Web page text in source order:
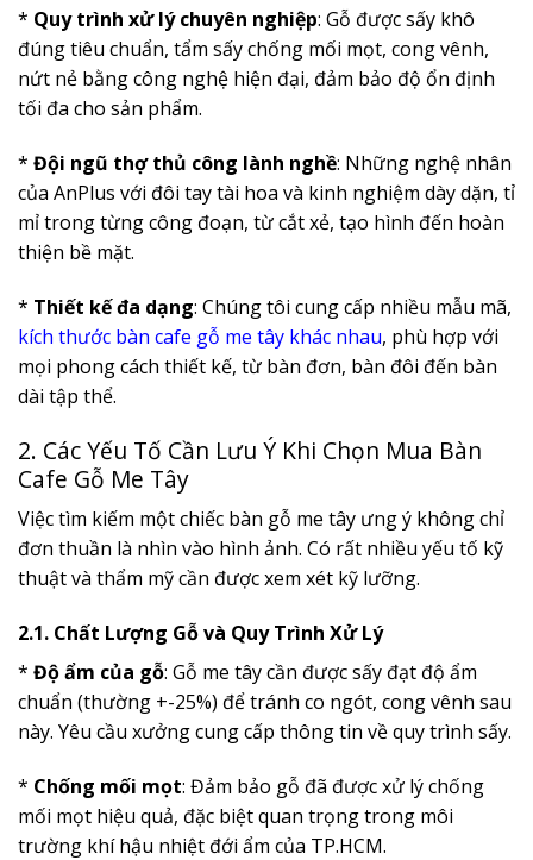
* Quy trình xử lý chuyên nghiệp: Gỗ được sấy khô
đúng tiêu chuẩn, tẩm sấy chống mối mọt, cong vênh,
nứt nẻ bằng công nghệ hiện đại, đảm bảo độ ổn định
tối đa cho sản phẩm.
* Đội ngũ thợ thủ công lành nghề: Những nghệ nhân
của AnPlus với đôi tay tài hoa và kinh nghiệm dày dặn, tỉ
mỉ trong từng công đoạn, từ cắt xẻ, tạo hình đến hoàn
thiện bề mặt.
* Thiết kế đa dạng: Chúng tôi cung cấp nhiều mẫu mã,
kích thước bàn cafe gỗ me tây khác nhau, phù hợp với
mọi phong cách thiết kế, từ bàn đơn, bàn đôi đến bàn
dài tập thể.
2. Các Yếu Tố Cần Lưu Ý Khi Chọn Mua Bàn
Cafe Gỗ Me Tây
Việc tìm kiếm một chiếc bàn gỗ me tây ưng ý không chỉ
đơn thuần là nhìn vào hình ảnh. Có rất nhiều yếu tố kỹ
thuật và thẩm mỹ cần được xem xét kỹ lưỡng.
2.1. Chất Lượng Gỗ và Quy Trình Xử Lý
* Độ ẩm của gỗ: Gỗ me tây cần được sấy đạt độ ẩm
chuẩn (thường +-25%) để tránh co ngót, cong vênh sau
này. Yêu cầu xưởng cung cấp thông tin về quy trình sấy.
* Chống mối mọt: Đảm bảo gỗ đã được xử lý chống
mối mọt hiệu quả, đặc biệt quan trọng trong môi
trường khí hậu nhiệt đới ẩm của TP.HCM.